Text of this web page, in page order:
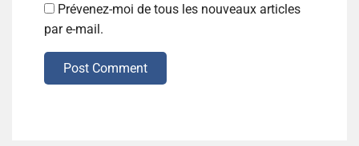
Prévenez-moi de tous les nouveaux articles
par e-mail.
Post Comment